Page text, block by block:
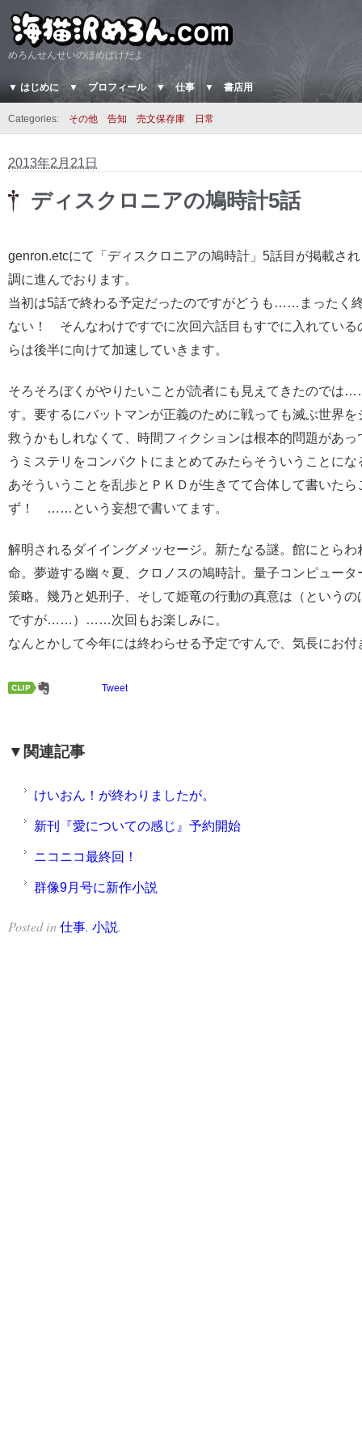
めろんせんせいのほめぱげだよ
▼ はじめに ▼ プロフィール ▼ 仕事 ▼ 書店用
Categories: その他 告知 売文保存庫 日常
2013年2月21日
ディスクロニアの鳩時計5話
genron.etcにて「ディスクロニアの鳩時計」5話目が掲載さ
調に進んでおります。
当初は5話で終わる予定だったのですがどうも……まったく
ない！ そんなわけですでに次回六話目もすでに入れている
らは後半に向けて加速していきます。
そろそろぼくがやりたいことが読者にも見えてきたのでは
す。要するにバットマンが正義のために戦っても滅ぶ世界を
救うかもしれなくて、時間フィクションは根本的問題があっ
うミステリをコンパクトにまとめてみたらそういうことにな
あそういうことを乱歩とＰＫＤが生きてて合体して書いたら
ず！ ……という妄想で書いてます。
解明されるダイイングメッセージ。新たなる謎。館にとらわ
命。夢遊する幽々夏、クロノスの鳩時計。量子コンピュータ
策略。幾乃と処刑子、そして姫竜の行動の真意は（というの
ですが……）……次回もお楽しみに。
なんとかして今年には終わらせる予定ですんで、気長にお付
Tweet
▼関連記事
けいおん！が終わりましたが。
新刊『愛についての感じ』予約開始
ニコニコ最終回！
群像9月号に新作小説
Posted in 仕事, 小説.